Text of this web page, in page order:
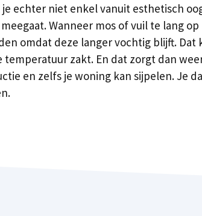
echter niet enkel vanuit esthetisch
Wanneer mos of vuil te lang
omdat deze langer vochtig blijft. Dat
temperatuur zakt. En dat zorgt dan
en zelfs je woning kan sijpelen. Je